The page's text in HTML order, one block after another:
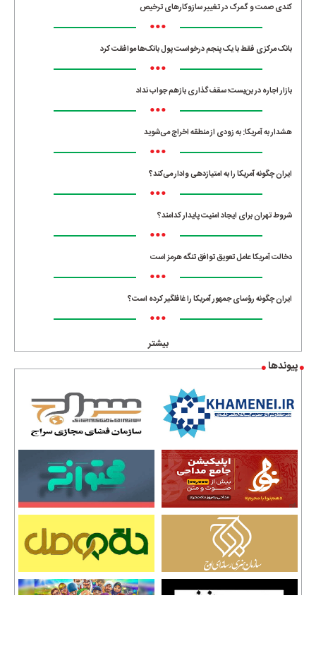
کندی صمت و گمرک در تغییر سازوکارهای ترخیص
•••
بانک مرکزی فقط با یک‌ پنجم درخواست پول بانک‌ها موافقت کرد
•••
بازار اجاره در بن‌بست؛ سقف‌گذاری بازهم جواب نداد
•••
هشدار به آمریکا: به زودی از منطقه اخراج می‌شوید
•••
ایران چگونه آمریکا را به امتیازدهی وادار می‌کند؟
•••
شروط تهران برای ایجاد امنیت پایدار کدامند؟
•••
دخالت آمریکا عامل تعویق توافق تنگه هرمز است
•••
ایران چگونه رؤسای جمهور آمریکا را غافلگیر کرده است؟
•••
بیشتر
پیوندها